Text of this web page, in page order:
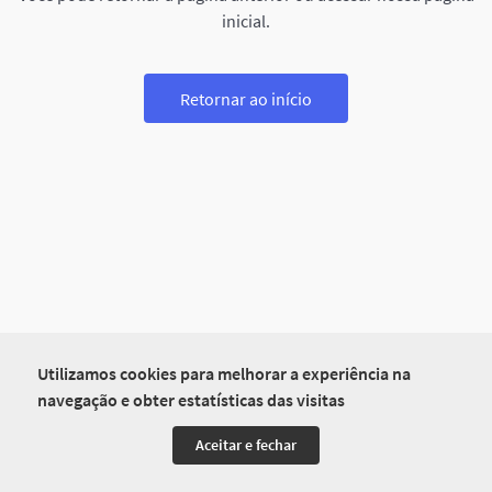
Utilizamos cookies para melhorar a experiência na
navegação e obter estatísticas das visitas
Aceitar e fechar
inicial.
Retornar ao início